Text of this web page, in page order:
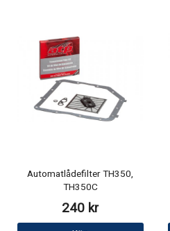
Automatlådefilter TH350,
TH350C
240 kr